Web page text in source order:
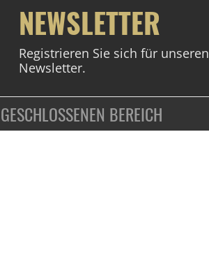
NEWSLETTER
Registrieren Sie sich für unseren
Newsletter.
BEREICH